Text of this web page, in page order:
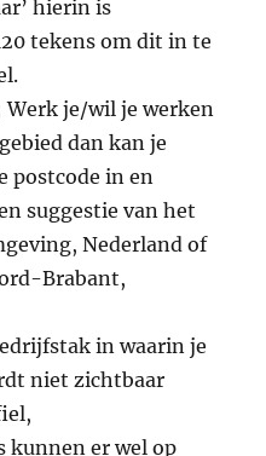
hierin is
tekens om dit in te
Werk je/wil je werken
dan kan je
postcode in en
suggestie van het
Nederland of
Brabant,
in waarin je
niet zichtbaar
kunnen er wel op